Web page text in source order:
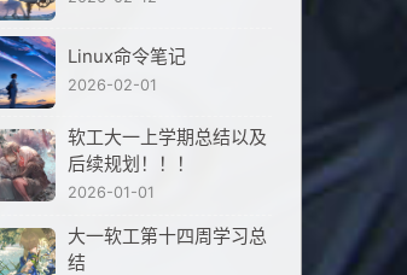
Linux命令笔记
2026-02-01
软工大一上学期总结以及
后续规划！！！
2026-01-01
大一软工第十四周学习总
结